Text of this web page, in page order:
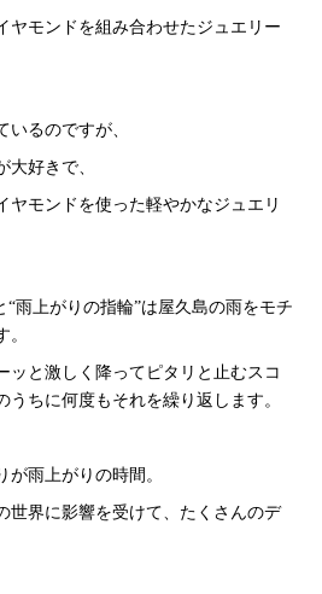
ヤモンドを組み合わせたジュエリー
るのですが、
好きで、
ヤモンドを使った軽やかなジュエリ
“雨上がりの指輪”は屋久島の雨をモチ
ッと激しく降ってピタリと止むスコ
うちに何度もそれを繰り返します。
雨上がりの時間。
世界に影響を受けて、たくさんのデ